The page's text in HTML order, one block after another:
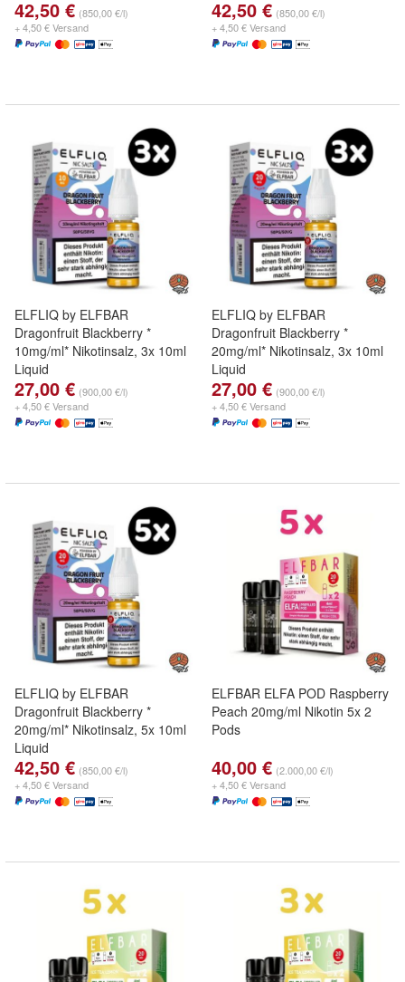
42,50 € (850,00 €/l)
+ 4,50 € Versand
42,50 € (850,00 €/l)
+ 4,50 € Versand
ELFLIQ by ELFBAR
Dragonfruit Blackberry *
10mg/ml* Nikotinsalz, 3x 10ml
Liquid
27,00 € (900,00 €/l)
+ 4,50 € Versand
ELFLIQ by ELFBAR
Dragonfruit Blackberry *
20mg/ml* Nikotinsalz, 3x 10ml
Liquid
27,00 € (900,00 €/l)
+ 4,50 € Versand
ELFLIQ by ELFBAR
Dragonfruit Blackberry *
20mg/ml* Nikotinsalz, 5x 10ml
Liquid
42,50 € (850,00 €/l)
+ 4,50 € Versand
ELFBAR ELFA POD Raspberry
Peach 20mg/ml Nikotin 5x 2
Pods
40,00 € (2.000,00 €/l)
+ 4,50 € Versand